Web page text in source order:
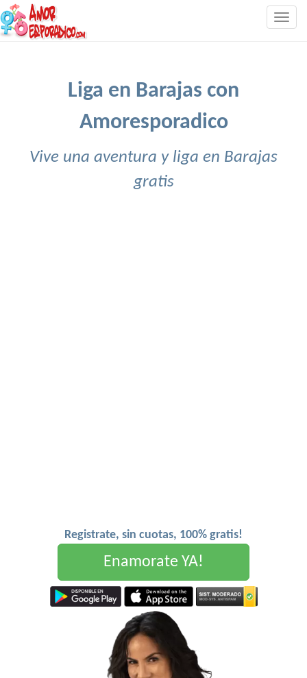
Liga en Barajas con
Amoresporadico
Vive una aventura y liga en Barajas
gratis
Registrate, sin cuotas, 100% gratis!
Enamorate YA!